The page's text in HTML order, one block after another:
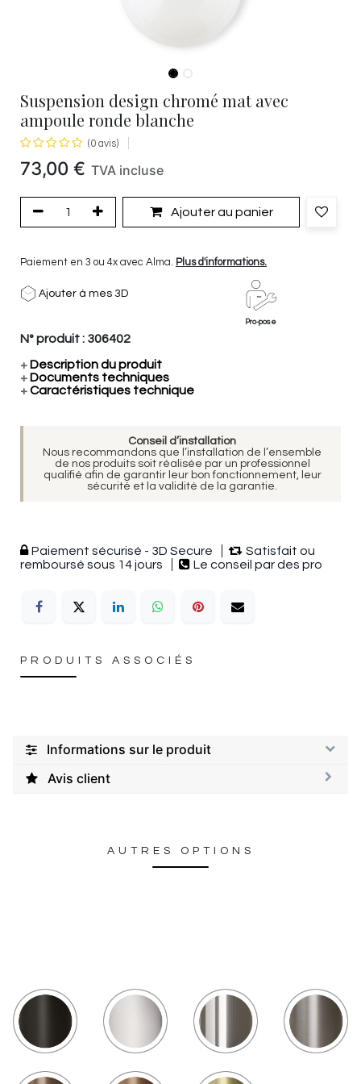
Suspension design chromé mat avec
ampoule ronde blanche
(0 avis)
73,00 € TVA incluse
Ajouter au panier
Paiement en 3 ou 4x avec Alma. Plus d'informations.
Ajouter à mes 3D
Pro-pose
N° produit : 306402
+ Description du produit
+ Documents techniques
+Caractéristiques technique
Conseil d’installation
Nous recommandons que l’installation de l’ensemble
de nos produits soit réalisée par un professionnel
qualifié afin de garantir leur bon fonctionnement, leur
sécurité et la validité de la garantie.
Paiement sécurisé - 3D Secure
Satisfait ou
remboursé sous 14 jours
Le conseil par des pro
PRODUITS ASSOCIÉS
Informations sur le produit
Avis client
AUTRES OPTIONS